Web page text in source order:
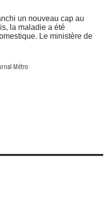
un nouveau cap au
la maladie a été
Le ministère de
Métro